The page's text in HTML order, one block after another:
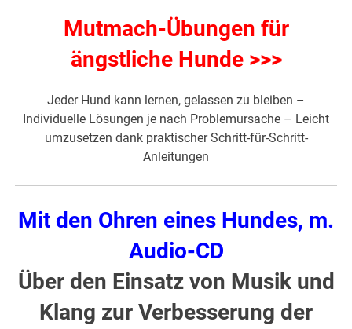
Mutmach-Übungen für
ängstliche Hunde >>>
Jeder Hund kann lernen, gelassen zu bleiben –
Individuelle Lösungen je nach Problemursache – Leicht
umzusetzen dank praktischer Schritt-für-Schritt-
Anleitungen
Mit den Ohren eines Hundes, m.
Audio-CD
Über den Einsatz von Musik und
Klang zur Verbesserung der